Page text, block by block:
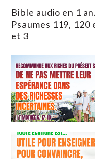
Bible audio en 1
Psaumes 119,
et 3